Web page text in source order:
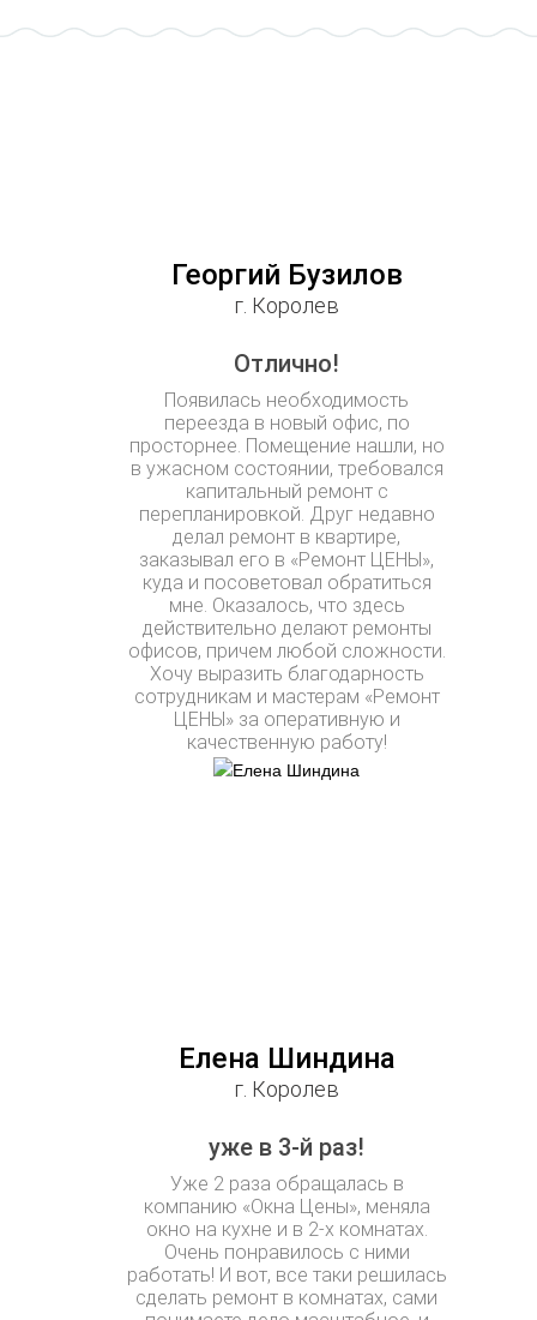
Георгий Бузилов
г. Королев
Отлично!
Появилась необходимость
переезда в новый офис, по
просторнее. Помещение нашли, но
в ужасном состоянии, требовался
капитальный ремонт с
перепланировкой. Друг недавно
делал ремонт в квартире,
заказывал его в «Ремонт ЦЕНЫ»,
куда и посоветовал обратиться
мне. Оказалось, что здесь
действительно делают ремонты
офисов, причем любой сложности.
Хочу выразить благодарность
сотрудникам и мастерам «Ремонт
ЦЕНЫ» за оперативную и
качественную работу!
Елена Шиндина
г. Королев
уже в 3-й раз!
Уже 2 раза обращалась в
компанию «Окна Цены», меняла
окно на кухне и в 2-х комнатах.
Очень понравилось с ними
работать! И вот, все таки решилась
сделать ремонт в комнатах, сами